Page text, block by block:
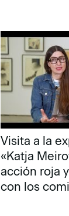
Visita a la
«Katja
acción roja
con los